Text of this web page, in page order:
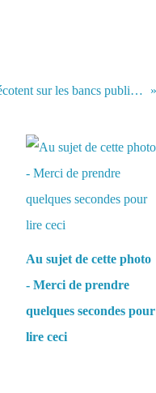
Les amoureux qui se bécotent sur les bancs publics... Lovers who smooch themselves on public benches
Au sujet de cette photo
- Merci de prendre
quelques secondes pour
lire ceci